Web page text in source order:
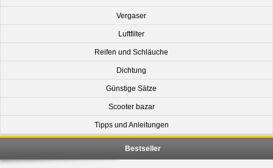
Vergaser
Luftfilter
Reifen und Schläuche
Dichtung
Günstige Sätze
Scooter bazar
Tipps und Anleitungen
Bestseller